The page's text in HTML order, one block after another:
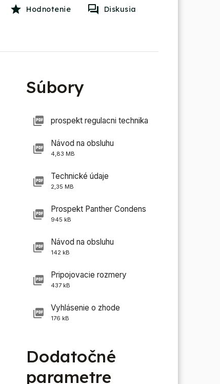
Hodnotenie Diskusia
Súbory
prospekt regulacni technika
Návod na obsluhu
4,83 MB
Technické údaje
2,35 MB
Prospekt Panther Condens
945 kB
Návod na obsluhu
142 kB
Pripojovacie rozmery
437 kB
Vyhlásenie o zhode
176 kB
Dodatočné
parametre